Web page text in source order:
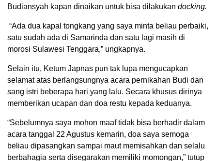
Budiansyah kapan dinaikan untuk bisa dilakukan docking.
“Ada dua kapal tongkang yang saya minta beliau perbaiki,
satu sudah ada di Samarinda dan satu lagi masih di
morosi Sulawesi Tenggara,” ungkapnya.
Selain itu, Ketum Japnas pun tak lupa mengucapkan
selamat atas berlangsungnya acara pernikahan Budi dan
sang istri beberapa hari yang lalu. Secara khusus dirinya
memberikan ucapan dan doa restu kepada keduanya.
“Sebelumnya saya mohon maaf tidak bisa berhadir dalam
acara tanggal 22 Agustus kemarin, doa saya semoga
beliau dipasangkan sampai maut memisahkan dan selalu
berbahagia serta disegarakan memiliki momongan,” tutup